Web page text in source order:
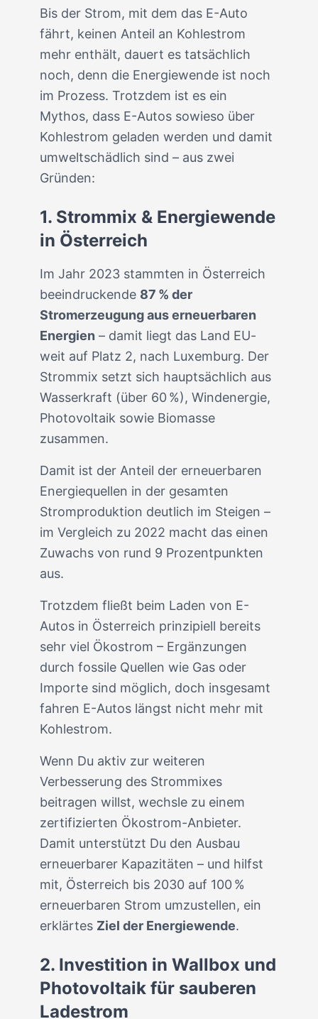
Bis der Strom, mit dem das E-Auto
fährt, keinen Anteil an Kohlestrom
mehr enthält, dauert es tatsächlich
noch, denn die Energiewende ist noch
im Prozess. Trotzdem ist es ein
Mythos, dass E-Autos sowieso über
Kohlestrom geladen werden und damit
umweltschädlich sind – aus zwei
Gründen:
1. Strommix & Energiewende
in Österreich
Im Jahr 2023 stammten in Österreich
beeindruckende 87 % der
Stromerzeugung aus erneuerbaren
Energien – damit liegt das Land EU-
weit auf Platz 2, nach Luxemburg. Der
Strommix setzt sich hauptsächlich aus
Wasserkraft (über 60 %), Windenergie,
Photovoltaik sowie Biomasse
zusammen.
Damit ist der Anteil der erneuerbaren
Energiequellen in der gesamten
Stromproduktion deutlich im Steigen –
im Vergleich zu 2022 macht das einen
Zuwachs von rund 9 Prozentpunkten
aus.
Trotzdem fließt beim Laden von E-
Autos in Österreich prinzipiell bereits
sehr viel Ökostrom – Ergänzungen
durch fossile Quellen wie Gas oder
Importe sind möglich, doch insgesamt
fahren E-Autos längst nicht mehr mit
Kohlestrom.
Wenn Du aktiv zur weiteren
Verbesserung des Strommixes
beitragen willst, wechsle zu einem
zertifizierten Ökostrom-Anbieter.
Damit unterstützt Du den Ausbau
erneuerbarer Kapazitäten – und hilfst
mit, Österreich bis 2030 auf 100 %
erneuerbaren Strom umzustellen, ein
erklärtes Ziel der Energiewende.
2. Investition in Wallbox und
Photovoltaik für sauberen
Ladestrom